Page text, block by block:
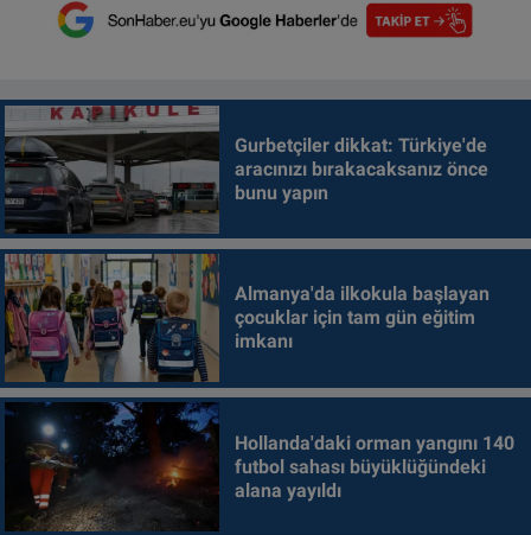
Gurbetçiler dikkat: Türkiye'de
aracınızı bırakacaksanız önce
bunu yapın
Almanya'da ilkokula başlayan
çocuklar için tam gün eğitim
imkanı
Hollanda'daki orman yangını 140
futbol sahası büyüklüğündeki
alana yayıldı